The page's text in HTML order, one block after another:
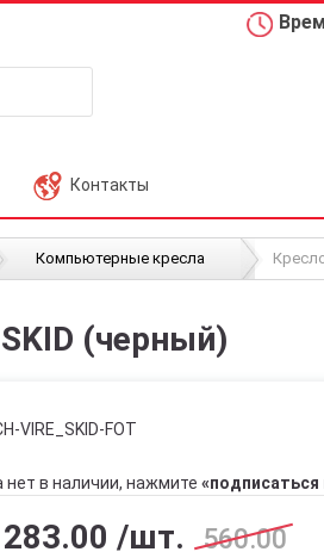
Контакты
Компьютерные кресла /
(черный)
VIRE_SKID-FOT
нет в наличии, нажмите «подписаться
283.00 /шт. 560.00